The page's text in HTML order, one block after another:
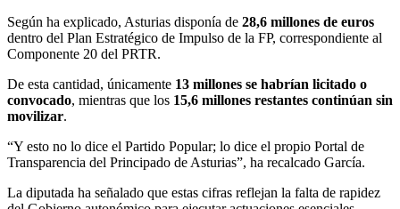
Según ha explicado, Asturias disponía de 28,6 millones de euros
dentro del Plan Estratégico de Impulso de la FP, correspondiente al
Componente 20 del PRTR.
De esta cantidad, únicamente 13 millones se habrían licitado o
convocado, mientras que los 15,6 millones restantes continúan sin
movilizar.
“Y esto no lo dice el Partido Popular; lo dice el propio Portal de
Transparencia del Principado de Asturias”, ha recalcado García.
La diputada ha señalado que estas cifras reflejan la falta de rapidez